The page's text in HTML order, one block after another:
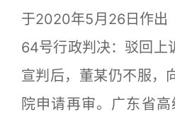
于2020年5月26日作出
64号行政判决：驳回上
宣判后，董某仍不服，
院申请再审。广东省